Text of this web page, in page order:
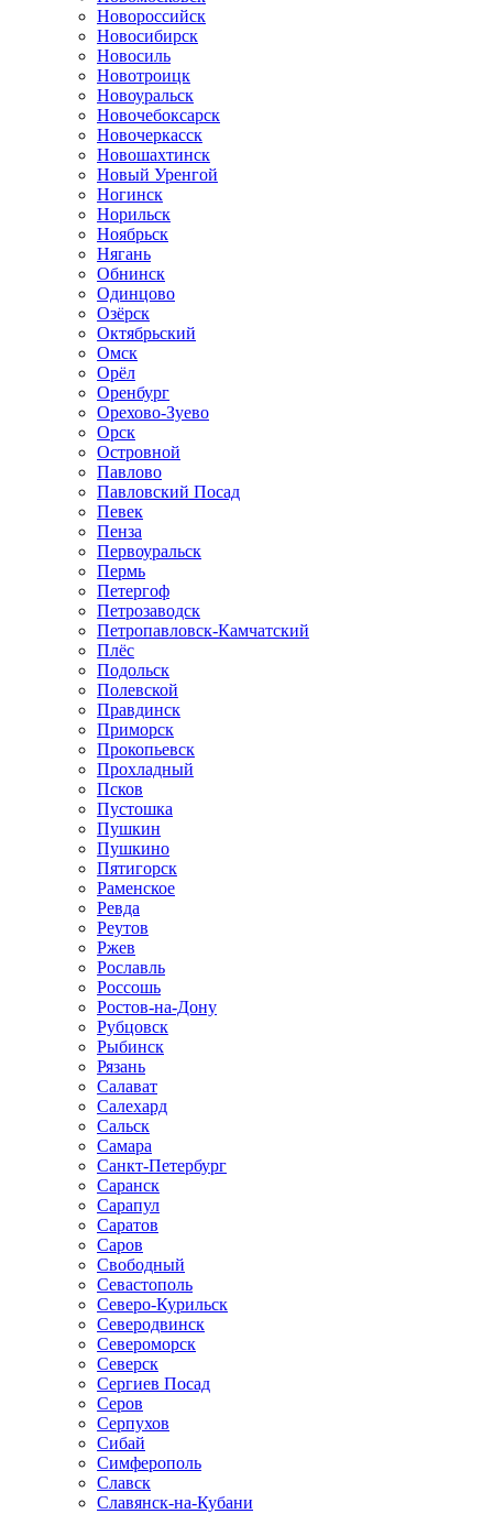
Новороссийск
Новосибирск
Новосиль
Новотроицк
Новоуральск
Новочебоксарск
Новочеркасск
Новошахтинск
Новый Уренгой
Ногинск
Норильск
Ноябрьск
Нягань
Обнинск
Одинцово
Озёрск
Октябрьский
Омск
Орёл
Оренбург
Орехово-Зуево
Орск
Островной
Павлово
Павловский Посад
Певек
Пенза
Первоуральск
Пермь
Петергоф
Петрозаводск
Петропавловск-Камчатский
Плёс
Подольск
Полевской
Правдинск
Приморск
Прокопьевск
Прохладный
Псков
Пустошка
Пушкин
Пушкино
Пятигорск
Раменское
Ревда
Реутов
Ржев
Рославль
Россошь
Ростов-на-Дону
Рубцовск
Рыбинск
Рязань
Салават
Салехард
Сальск
Самара
Санкт-Петербург
Саранск
Сарапул
Саратов
Саров
Свободный
Севастополь
Северо-Курильск
Северодвинск
Североморск
Северск
Сергиев Посад
Серов
Серпухов
Сибай
Симферополь
Славск
Славянск-на-Кубани